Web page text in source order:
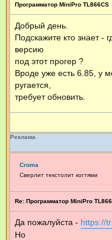
Программатор MiniPro TL866CS
Добрый день.
Подскажите кто знает -
версию
под этот прогер ?
Вроде уже есть 6.85, у
ругается,
требует обновить.
Реклама
Croma
Сверлит текстолит когтями
Re: Программатор MiniPro
Да пожалуйста - https://
Но